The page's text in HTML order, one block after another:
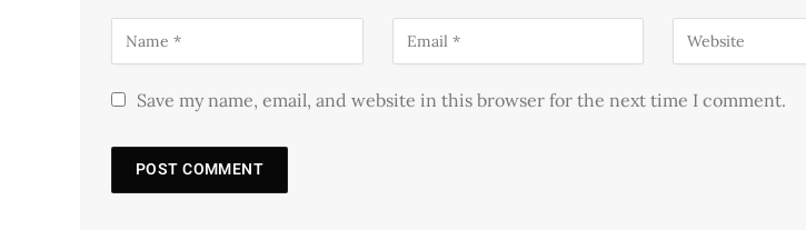
Save my name, email, and website in this browser for the next time I comment.